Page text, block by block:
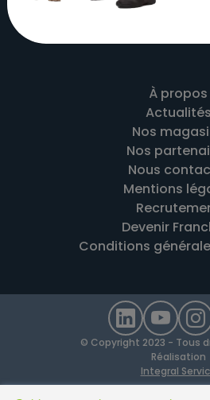
À propos
Actualités
Nos
Nos
Nous
Mentions
Devenir
Conditions
© Copyright 2023 - Tous
Réalisation
Integral